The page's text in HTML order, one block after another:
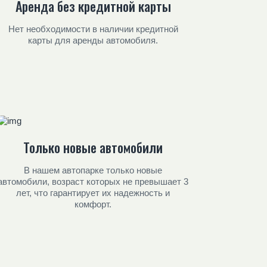
Аренда без кредитной карты
Нет необходимости в наличии кредитной
карты для аренды автомобиля.
Только новые автомобили
В нашем автопарке только новые
возраст которых не превышает 3
лет, что гарантирует их надежность и
комфорт.